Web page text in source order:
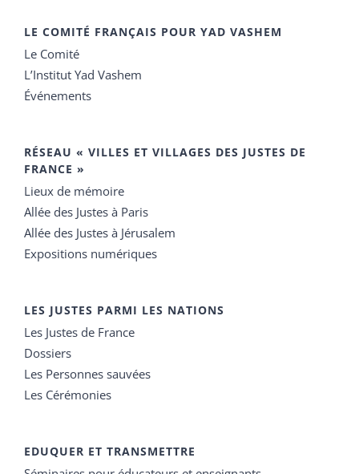
LE COMITÉ FRANÇAIS POUR YAD VASHEM
Le Comité
L’Institut Yad Vashem
Événements
RÉSEAU « VILLES ET VILLAGES DES JUSTES DE
FRANCE »
Lieux de mémoire
Allée des Justes à Paris
Allée des Justes à Jérusalem
Expositions numériques
LES JUSTES PARMI LES NATIONS
Les Justes de France
Dossiers
Les Personnes sauvées
Les Cérémonies
EDUQUER ET TRANSMETTRE